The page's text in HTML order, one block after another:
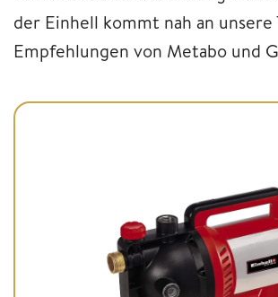
der Einhell kommt nah an unsere
Empfehlungen von Metabo und